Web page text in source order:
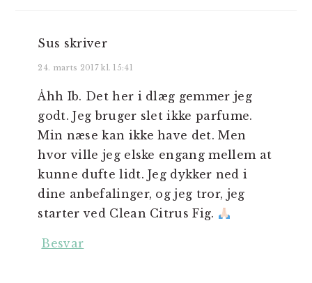
Sus skriver
24. marts 2017 kl. 15:41
Åhh Ib. Det her i dlæg gemmer jeg
godt. Jeg bruger slet ikke parfume.
Min næse kan ikke have det. Men
hvor ville jeg elske engang mellem at
kunne dufte lidt. Jeg dykker ned i
dine anbefalinger, og jeg tror, jeg
starter ved Clean Citrus Fig.
Besvar